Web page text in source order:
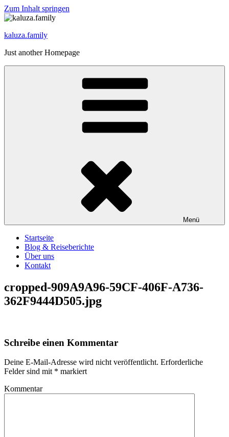
Zum Inhalt springen
kaluza.family
Just another Homepage
Menü
Startseite
Blog & Reiseberichte
Über uns
Kontakt
cropped-909A9A96-59CF-406F-A736-
362F9444D505.jpg
Schreibe einen Kommentar
Deine E-Mail-Adresse wird nicht veröffentlicht. Erforderliche
Felder sind mit * markiert
Kommentar